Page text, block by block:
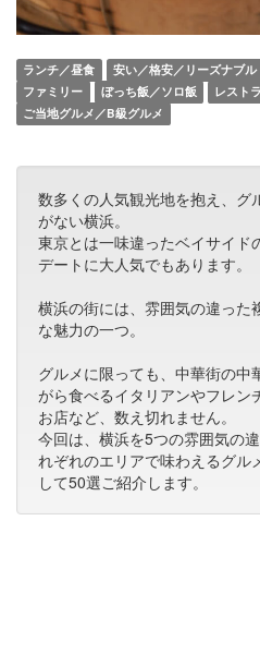
ランチ／昼食 安い／格安／リーズナブル
ファミリー
ぼっち飯／ソロ飯 レスト
ご当地グルメ／B級グルメ
数多くの人気観光地を抱え、グ
がない横浜。
東京とは一味違ったベイサイド
デートに大人気でもあります。
横浜の街には、雰囲気の違った
な魅力の一つ。
グルメに限っても、中華街の中
がら食べるイタリアンやフレン
お店など、数え切れません。
今回は、横浜を5つの雰囲気の
れぞれのエリアで味わえるグル
して50選ご紹介します。